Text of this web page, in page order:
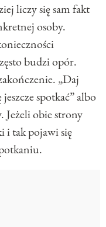
liczy się sam fakt
osoby.
budzi opór.
„Daj
spotkać” albo
Jeżeli obie strony
i tak pojawi się